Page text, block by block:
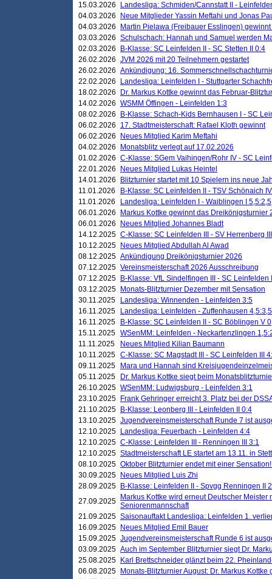
15.03.2026
Landesliga: Schmiden/Cannstatt II -
04.03.2026
Neue Mitglieder Yassin Meftahi und Jonas
04.03.2026
Martin Pielawa (Freibauer Esslingen)
03.03.2026 Schulschach: Hannah und Samuel werden
02.03.2026
B-Klasse: SC Leinfelden II - SC Stetten II 0:4
26.02.2026 JVM 2026 mit 20 Teilnehmern gestartet
26.02.2026 Ankündigung: 16.
22.02.2026
Landesliga: Leinfelden I - Stuttgarter
18.02.2026
Dr. Markus Kottke gewinnt das Februar-
14.02.2026 WSMM Öffingen - Leinfelden 1:3
08.02.2026
B-Klasse: Schach-Kids Bernhausen I - SC
06.02.2026
17. Stadtmeisterschaft: Rafael Kloth gewinnt
06.02.2026
Neues Mitglied Karim Meftahi
04.02.2026
Monatsblitz verlegt auf 17.02.2026
01.02.2026 C-Klasse: SGem Vaihingen/Rohr IV - SC
22.01.2026
Neues Mitglied Lukas Heintel
14.01.2026
Blitzturnier startet mit 10 Spielern ins neue
11.01.2026
B-Klasse: SC Leinfelden II - TSV Schönaich
11.01.2026
Landesliga: Leinfelden I - Waiblingen I 5,5:2,5
06.01.2026
Markus Kottke gewinnt das Dreikönigsturnier
06.01.2026
Neues Mitglied Johannes Bladt
14.12.2025 C-Klasse: SC Leinfelden III - SV Herrenberg
10.12.2025
Neues Mitglied Abdullah Al Awad
08.12.2025 Ankündigung Dreikönigsturnier 2026
07.12.2025 Vereinsmeisterschaft 2026 Ausschreibung
07.12.2025
B-Klasse: VfL Sindelfingen III - SC Leinfelden
03.12.2025
Monats-Blitzturnier Dezember mit Sensation
30.11.2025
Landesliga: Winnenden - Leinfelden 3:5
16.11.2025
Landesliga: Leinfelden - Zuffenhausen 4,5:3,5
16.11.2025
B-Klasse: SC Leinfelden II - SC Böblingen V
15.11.2025 WSenMM: Leinfelden - Neckartenzlingen
11.11.2025
Neues Mitglied Kilian Baumann
10.11.2025 C-Klasse: SC Magstadt III - SC Leinfelden III
09.11.2025
Mara und Hannah sind
05.11.2025
Dr. Markus Kottke siegt beim
26.10.2025 WSenMM: Ludwigsburg - Leinfelden 3:1
23.10.2025
Frank Gehringer erreicht 3. Platz bei der
21.10.2025
B-Klasse: Leonberg III - Leinfelden II 0:4
13.10.2025 Jugendvereinsmeisterschaft Runde 7 ist
12.10.2025
Landesliga: Feuerbach - Leinfelden 4:4
12.10.2025 C-Klasse: Leinfelden III - Renningen III 3:1
12.10.2025 Stadtmeisterschaft LE startet am 13.11. in
08.10.2025 Oktober Blitzturnier endet mit einer
30.09.2025
Neues Mitglied Luis Zhi
28.09.2025
B-Klasse: Leinfelden II - Spvgg Renningen II
27.09.2025
Markus Kottke wird erneut Deutscher Meister
Seniorenmannschaft
21.09.2025 Saisonauftakt Landesliga: Leinfelden 1.
16.09.2025
Neues Mitglied Emil Bauer
15.09.2025 Jugendvereinsmeisterschaft Runde 6 ist
03.09.2025 Auch im September Blitzturnier siegt Dr.
25.08.2025
Karl Brettschneider glänzt beim 22.
06.08.2025
Monats-Blitzturnier August: Dr. Markus Kottke